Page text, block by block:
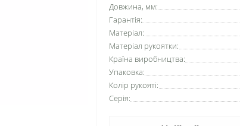
Довжина, мм:
Гарантія:
Матеріал:
Матеріал рукоятки:
Країна виробництва:
Упаковка:
Колір рукояті:
Серія: